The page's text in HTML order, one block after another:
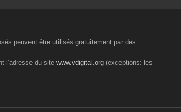
peuvent être utilisés gratuitement par des
l’adresse du site www.vdigital.org (exceptions: les